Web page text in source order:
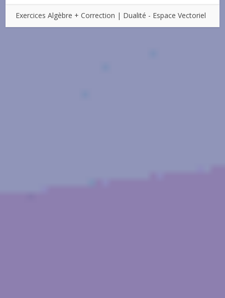
Exercices Algèbre + Correction | Dualité - Espace Vectoriel